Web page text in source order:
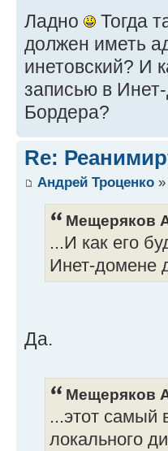
Ладно
Тогда
должен иметь
инетовский? И
записью в
Бордера?
Re:
Андрей Троценко
Мещеряков
...И как его
Инет-домене
Да.
Мещеряков
...этот самый
локального